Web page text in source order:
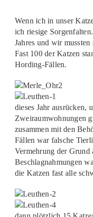
Wenn ich in unser
ich riesige
Jahres und wir
Fast 100 der Katzen
Hording-Fällen.
dieses Jahr ausrücken,
Zweiraumwohnungen
zusammen mit den
Fällen war falsche
Vermehrung der Grund
Beschlagnahmungen
die Katzen fast alle